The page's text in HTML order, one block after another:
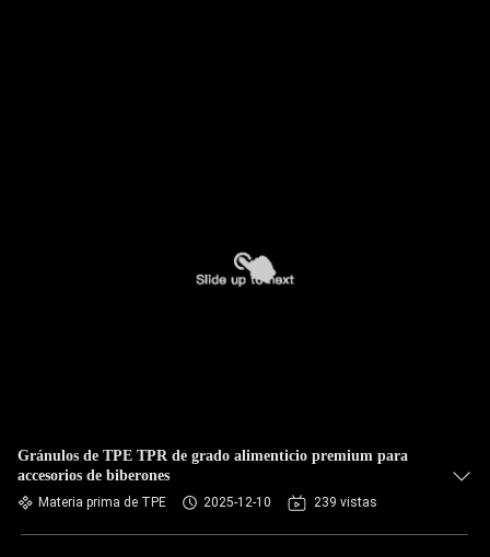
Gránulos de TPE TPR de grado alimenticio premium para
accesorios de biberones
Materia prima de TPE 2025-12-10 239 vistas